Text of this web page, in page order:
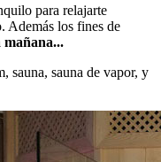
para relajarte
Además los fines de
mañana...
sauna, sauna de vapor, y